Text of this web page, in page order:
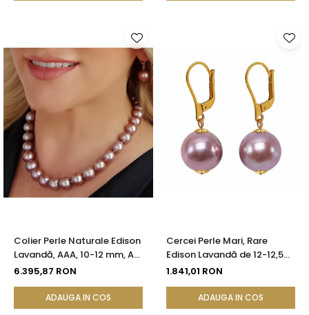
Colier Perle Naturale Edison
Lavandă, AAA, 10-12 mm, Aur
Galben 14K | KASKADDA®
6.395,87 RON
ADAUGA IN COS
Cercei Perle Mari, Rare
Edison Lavandă de 12-12,5
mm și Aur Galben 14K |
1.841,01 RON
ADAUGA IN COS